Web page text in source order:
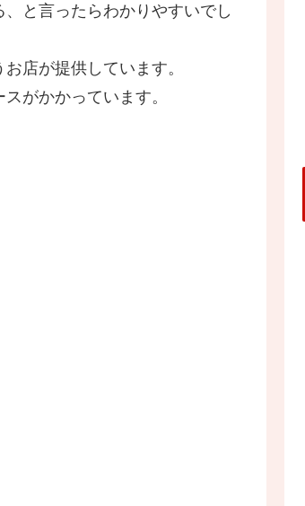
と言ったらわかりやすいでし
お店が提供しています。
がかかっています。